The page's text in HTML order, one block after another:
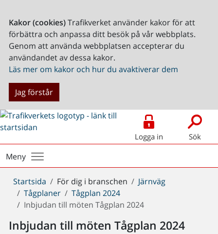
Kakor (cookies)Trafikverket använder kakor för att
förbättra och anpassa ditt besök på vår webbplats.
Genom att använda webbplatsen accepterar du
användandet av dessa kakor.
Läs mer om kakor och hur du avaktiverar dem
Jag förstår
Logga in Sök
Meny
Du
är
här:
Startsida För dig i branschen
Järnväg
Tågplaner
Tågplan 2024
Inbjudan till möten Tågplan 2024
Inbjudan till möten Tågplan 2024